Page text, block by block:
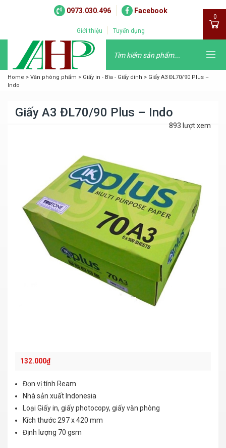
0973.030.496 Facebook
Giới thiệu Tuyển dụng
0
Home > Văn phòng phẩm > Giấy in - Bìa - Giấy dính > Giấy A3 ĐL70/90 Plus –
Indo
Giấy A3 ĐL70/90 Plus – Indo
893 lượt xem
132.000₫
Đơn vị tính Ream
Nhà sản xuất Indonesia
Loại Giấy in, giấy photocopy, giấy văn phòng
Kích thước 297 x 420 mm
Định lượng 70 gsm